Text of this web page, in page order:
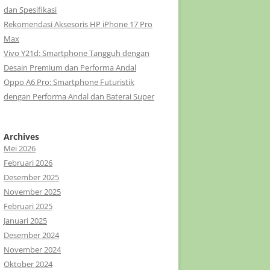
dan Spesifikasi
Rekomendasi Aksesoris HP iPhone 17 Pro
Max
Vivo Y21d: Smartphone Tangguh dengan
Desain Premium dan Performa Andal
Oppo A6 Pro: Smartphone Futuristik
dengan Performa Andal dan Baterai Super
Archives
Mei 2026
Februari 2026
Desember 2025
November 2025
Februari 2025
Januari 2025
Desember 2024
November 2024
Oktober 2024